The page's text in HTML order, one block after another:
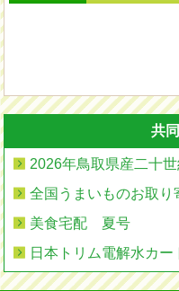
共
2026年鳥取県産二十
全国うまいものお取り
美食宅配 夏号
日本トリム電解水カー